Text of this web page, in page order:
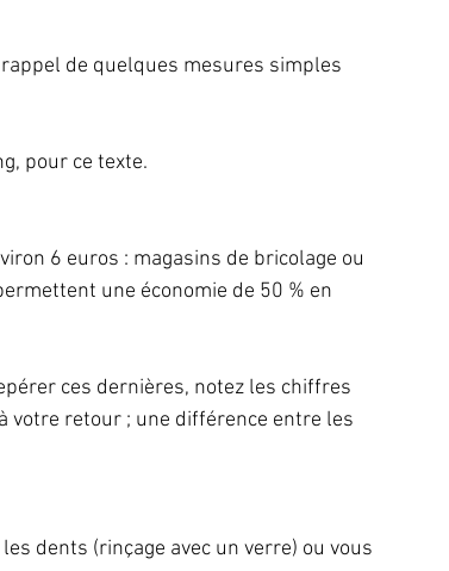
de quelques mesures simples
pour ce texte.
6 euros : magasins de bricolage ou
une économie de 50 % en
ces dernières, notez les chiffres
votre retour ; une différence entre les
dents (rinçage avec un verre) ou vous